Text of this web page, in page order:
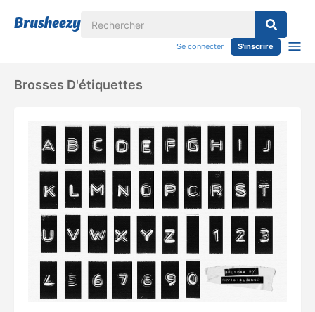
Se connecter S'inscrire
Brosses D'étiquettes